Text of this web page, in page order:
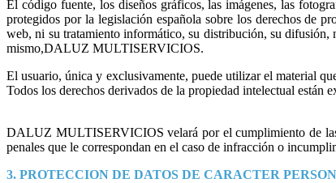
El código fuente, los diseños gráficos, las imágenes, las
protegidos por la legislación española sobre los derechos
web, ni su tratamiento informático, su distribución, su
mismo,DALUZ MULTISERVICIOS.
El usuario, única y exclusivamente, puede utilizar el material
Todos los derechos derivados de la propiedad intelectual
DALUZ MULTISERVICIOS velará por el cumplimiento de las
penales que le correspondan en el caso de infracción o
3. PROTECCION DE DATOS DE CARACTER